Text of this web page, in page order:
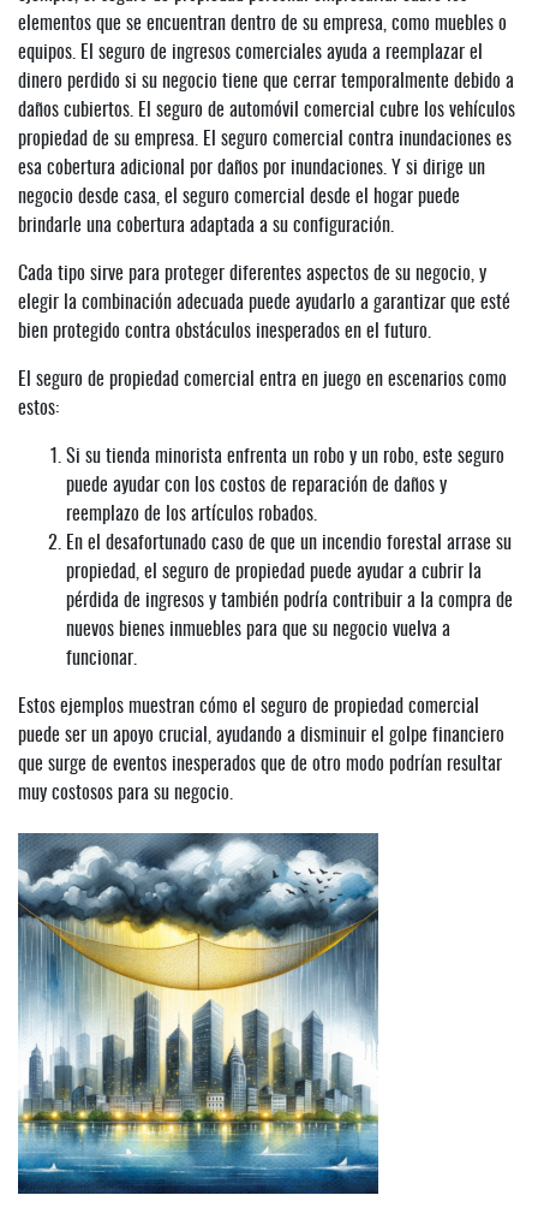
elementos que se encuentran dentro de su empresa, como muebles o
equipos. El seguro de ingresos comerciales ayuda a reemplazar el
dinero perdido si su negocio tiene que cerrar temporalmente debido a
daños cubiertos. El seguro de automóvil comercial cubre los vehículos
propiedad de su empresa. El seguro comercial contra inundaciones es
esa cobertura adicional por daños por inundaciones. Y si dirige un
negocio desde casa, el seguro comercial desde el hogar puede
brindarle una cobertura adaptada a su configuración.
Cada tipo sirve para proteger diferentes aspectos de su negocio, y
elegir la combinación adecuada puede ayudarlo a garantizar que esté
bien protegido contra obstáculos inesperados en el futuro.
El seguro de propiedad comercial entra en juego en escenarios como
estos:
Si su tienda minorista enfrenta un robo y un robo, este seguro
puede ayudar con los costos de reparación de daños y
reemplazo de los artículos robados.
En el desafortunado caso de que un incendio forestal arrase su
propiedad, el seguro de propiedad puede ayudar a cubrir la
pérdida de ingresos y también podría contribuir a la compra de
nuevos bienes inmuebles para que su negocio vuelva a
funcionar.
Estos ejemplos muestran cómo el seguro de propiedad comercial
puede ser un apoyo crucial, ayudando a disminuir el golpe financiero
que surge de eventos inesperados que de otro modo podrían resultar
muy costosos para su negocio.